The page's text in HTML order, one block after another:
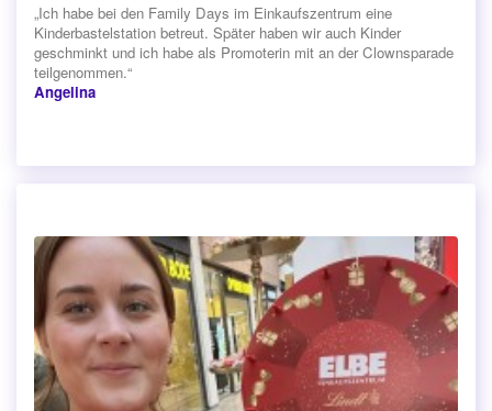
„Ich habe bei den Family Days im Einkaufszentrum eine
Kinderbastelstation betreut. Später haben wir auch Kinder
geschminkt und ich habe als Promoterin mit an der Clownsparade
teilgenommen.“
Angelina